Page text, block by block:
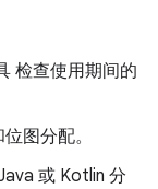
检查使用期间的
图分配。
或 Kotlin 分